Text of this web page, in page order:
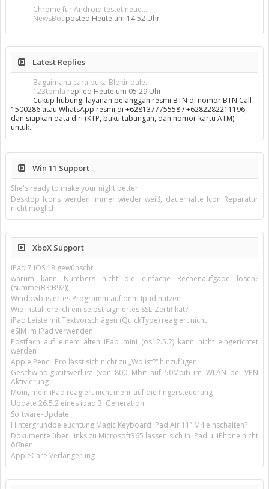
Chrome für Android testet neue...
NewsBot posted Heute um 14:52 Uhr
Latest Replies
Bagaimana cara buka Blokir bale...
123tomla replied Heute um 05:29 Uhr
Cukup hubungi layanan pelanggan resmi BTN di nomor BTN Call
1500286 atau WhatsApp resmi di +628137775558 / +6282282211196,
dan siapkan data diri (KTP, buku tabungan, dan nomor kartu ATM)
untuk…
Win 11 Support
She's ready to make your night better
Desktop Icons werden immer wieder weiß, dauerhafte Icon Reparatur
nicht möglich
XboX Support
iPad 7 iOS 18 gewünscht
warum kann Numbers nicht die einfache Rechenaufgabe lösen?
(summe(B3:B92))
Windowbasiertes Programm auf dem Ipad nutzen
Wie installiere ich ein selbst-signiertes SSL-Zertifikat?
iPad Leiste mit Textvorschlägen (QuickType) reagiert nicht
eSIM im iPad verwenden
Postfach auf einem alten iPad mini (os12.5.2) kann nicht eingerichtet
werden
Apple Pencil Pro lässt sich nicht zu „Wo ist?“ hinzufügen
Geschwindigkeitsverlust (von 800 Mbit auf 50Mbit) im WLAN bei VPN
Aktivierung
Moin, mein iPad reagiert nicht mehr auf die fingersteuerung
Update 26.5.2 eines ipad 3. Generation
Software-Update
Hintergrundbeleuchtung Magic Keyboard iPad Air 11’’ M4 einschalten?
Dokumente über Links zu Microsoft365 lassen sich in iPad u. iPhone nicht
öffnen
AppleCare Verlängerung